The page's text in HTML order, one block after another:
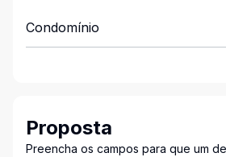
Condomínio
Proposta
Preencha os campos para que um